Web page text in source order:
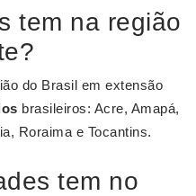
tem na região
do Brasil em extensão
brasileiros: Acre, Amapá,
Roraima e Tocantins.
tem no